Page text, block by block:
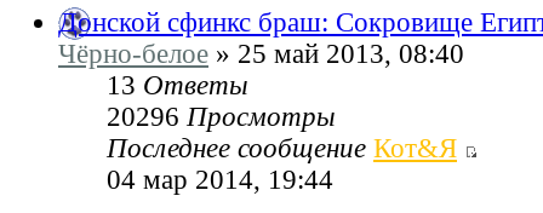
Донской сфинкс браш: Сокровище
Чёрно-белое » 25 май 2013, 08:40
13 Ответы
20296 Просмотры
Последнее сообщение Кот&Я
04 мар 2014, 19:44